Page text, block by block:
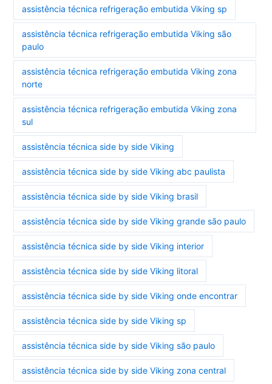
assistência técnica refrigeração embutida Viking sp
assistência técnica refrigeração embutida Viking são
paulo
assistência técnica refrigeração embutida Viking zona
norte
assistência técnica refrigeração embutida Viking zona
sul
assistência técnica side by side Viking
assistência técnica side by side Viking abc paulista
assistência técnica side by side Viking brasil
assistência técnica side by side Viking grande são paulo
assistência técnica side by side Viking interior
assistência técnica side by side Viking litoral
assistência técnica side by side Viking onde encontrar
assistência técnica side by side Viking sp
assistência técnica side by side Viking são paulo
assistência técnica side by side Viking zona central